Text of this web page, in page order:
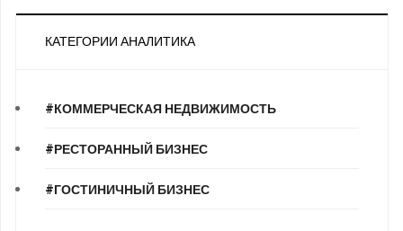
КАТЕГОРИИ АНАЛИТИКА
#КОММЕРЧЕСКАЯ НЕДВИЖИМОСТЬ
#РЕСТОРАННЫЙ БИЗНЕС
#ГОСТИНИЧНЫЙ БИЗНЕС